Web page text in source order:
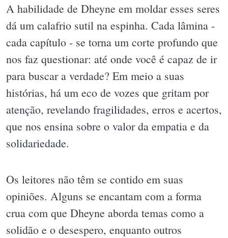
A habilidade de Dheyne em moldar esses seres
dá um calafrio sutil na espinha. Cada lâmina -
cada capítulo - se torna um corte profundo que
nos faz questionar: até onde você é capaz de ir
para buscar a verdade? Em meio a suas
histórias, há um eco de vozes que gritam por
atenção, revelando fragilidades, erros e acertos,
que nos ensina sobre o valor da empatia e da
solidariedade.
Os leitores não têm se contido em suas
opiniões. Alguns se encantam com a forma
crua com que Dheyne aborda temas como a
solidão e o desespero, enquanto outros